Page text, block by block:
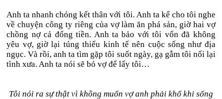
Anh ta nhanh chóng kết thân với tôi. Anh ta kể cho tôi nghe
về chuyện công ty riêng của vợ làm ăn phá sản, giờ hai vợ
chồng nợ cả đống tiền. Anh ta bảo với tôi vốn đã không
yêu vợ, giờ lại túng thiếu kinh tế nên cuộc sống như địa
ngục. Và rồi, anh ta tìm gặp tôi suốt ngày, gạ gẫm tôi nối lại
tình xưa. Anh ta nói sẽ bỏ vợ để lấy tôi…
Tôi nói ra sự thật vì không muốn vợ anh phải khổ khi sống